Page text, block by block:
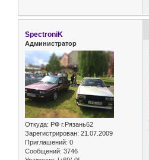
SpectroniK
Администратор
Откуда: РФ г.Рязань62
Зарегистрирован: 21.07.2009
Приглашений: 0
Сообщений: 3746